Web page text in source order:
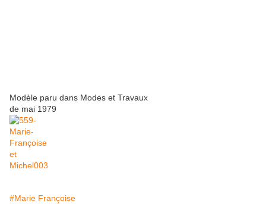
Modèle paru dans Modes et Travaux
de mai 1979
#Marie Françoise